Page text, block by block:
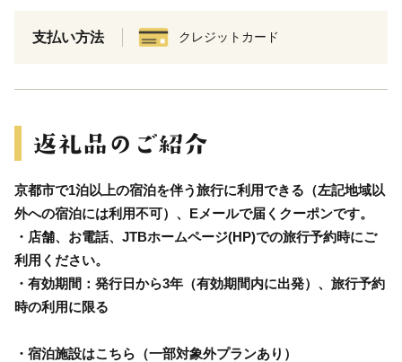
支払い方法 クレジットカード
京都市で1泊以上の宿泊を伴う旅行に利用できる（左記地域以
外への宿泊には利用不可）、Eメールで届くクーポンです。
・店舗、お電話、JTBホームページ(HP)での旅行予約時にご
利用ください。
・有効期間：発行日から3年（有効期間内に出発）、旅行予約
時の利用に限る
・宿泊施設はこちら（一部対象外プランあり）